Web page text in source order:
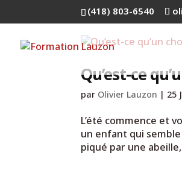
(418) 803-6540
Qu’est-ce
par Olivier Lauzon | 25
L’été commence et
un enfant qui
piqué par une abeille,